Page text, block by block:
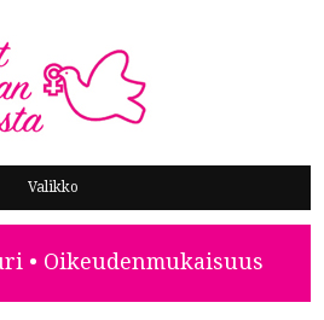
PUOLESTA
Valikko
• Oikeudenmukaisuus